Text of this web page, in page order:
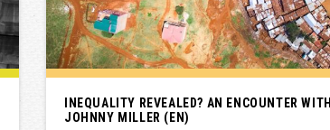
INEQUALITY REVEALED? AN ENCOUNTER WITH
JOHNNY MILLER (EN)